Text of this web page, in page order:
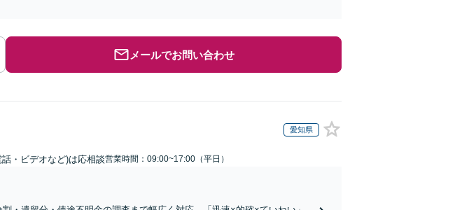
メールでお問い合わせ
愛知県
・ビデオなど)は応相談営業時間：09:00~17:00（平日）